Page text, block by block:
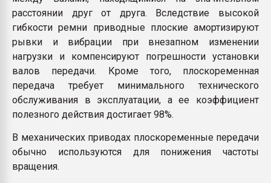
расстоянии друг от друга. Вследствие высокой
гибкости ремни приводные плоские амортизируют
рывки и вибрации при внезапном изменении
нагрузки и компенсируют погрешности установки
валов передачи. Кроме того, плоскоременная
передача требует минимального технического
обслуживания в эксплуатации, а ее коэффициент
полезного действия достигает 98%.
В механических приводах плоскоременные передачи
обычно используются для понижения частоты
вращения.